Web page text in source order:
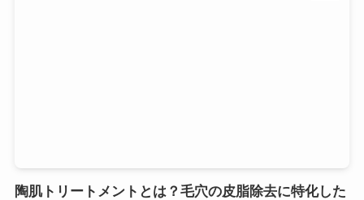
陶肌トリートメントとは？毛穴の皮脂除去に特化した